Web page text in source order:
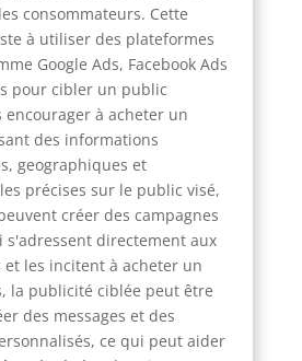
consommateurs. Cette
à utiliser des plateformes
Google Ads, Facebook Ads
pour cibler un public
encourager à acheter un
des informations
geographiques et
précises sur le public visé,
créer des campagnes
directement aux
et les incitent à acheter un
la publicité ciblée peut être
des messages et des
ce qui peut aider